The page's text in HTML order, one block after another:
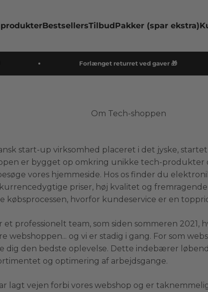
BestsellersTilbud Pakker (spar ekstra)
Forlænget returret ved gaver 🎁
Om Tech-shoppen
start-up virksomhed placeret i det jyske,
er bygget op omkring unikke tech-produkter
vores hjemmeside. Hos os finder du
priser, høj kvalitet og
købsprocessen, hvorfor kundeservice er en
et professionelt team, som siden sommeren 2021,
webshoppen... og vi er stadig i gang. For som
dig den bedste oplevelse. Dette indebærer
og optimering af arbejdsgange.
lagt vejen forbi vores webshop og er